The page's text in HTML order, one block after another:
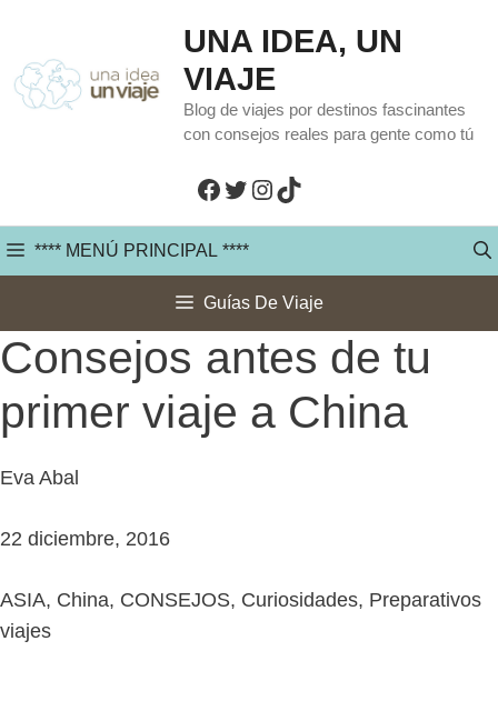
contenido
UNA IDEA, UN
VIAJE
Blog de viajes por destinos fascinantes
con consejos reales para gente como tú
Facebook
Twitter
Instagram
TikTok
**** MENÚ PRINCIPAL ****
Guías De Viaje
Consejos antes de tu
primer viaje a China
Eva Abal
22 diciembre, 2016
ASIA, China, CONSEJOS, Curiosidades, Preparativos
viajes